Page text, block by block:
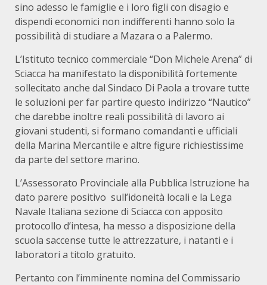
sino adesso le famiglie e i loro figli con disagio e
dispendi economici non indifferenti hanno solo la
possibilità di studiare a Mazara o a Palermo.
L’Istituto tecnico commerciale “Don Michele Arena” di
Sciacca ha manifestato la disponibilità fortemente
sollecitato anche dal Sindaco Di Paola a trovare tutte
le soluzioni per far partire questo indirizzo “Nautico”
che darebbe inoltre reali possibilità di lavoro ai
giovani studenti, si formano comandanti e ufficiali
della Marina Mercantile e altre figure richiestissime
da parte del settore marino.
L’Assessorato Provinciale alla Pubblica Istruzione ha
dato parere positivo sull’idoneità locali e la Lega
Navale Italiana sezione di Sciacca con apposito
protocollo d’intesa, ha messo a disposizione della
scuola saccense tutte le attrezzature, i natanti e i
laboratori a titolo gratuito.
Pertanto con l’imminente nomina del Commissario